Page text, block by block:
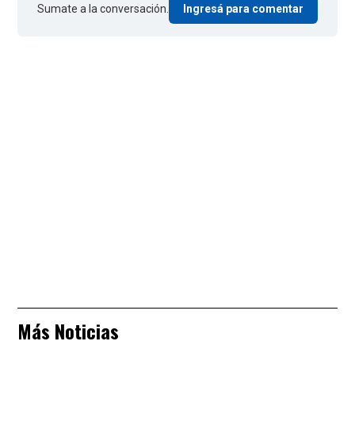
Sumate a la conversación. Ingresá para comentar
Más Noticias